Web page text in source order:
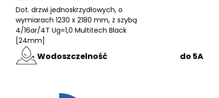
Dot. drzwi jednoskrzydłowych, o
wymiarach 1230 x 2180 mm, z szybą
4/16ar/4T Ug=1,0 Multitech Black
[24mm]
Wodoszczelność do 5A